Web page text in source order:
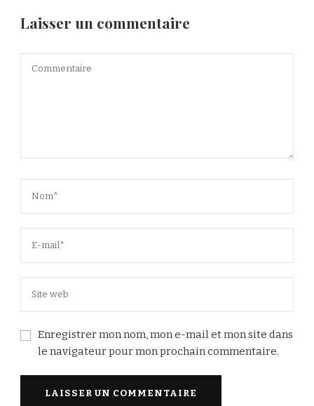
Laisser un commentaire
Enregistrer mon nom, mon e-mail et mon site dans
le navigateur pour mon prochain commentaire.